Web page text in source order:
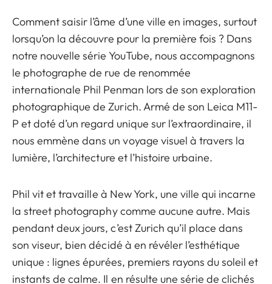
Comment saisir l’âme d’une ville en images, surtout
lorsqu’on la découvre pour la première fois ? Dans
notre nouvelle série YouTube, nous accompagnons
le photographe de rue de renommée
internationale Phil Penman lors de son exploration
photographique de Zurich. Armé de son Leica M11-
P et doté d’un regard unique sur l’extraordinaire, il
nous emmène dans un voyage visuel à travers la
lumière, l’architecture et l’histoire urbaine.
Phil vit et travaille à New York, une ville qui incarne
la street photography comme aucune autre. Mais
pendant deux jours, c’est Zurich qu’il place dans
son viseur, bien décidé à en révéler l’esthétique
unique : lignes épurées, premiers rayons du soleil et
instants de calme. Il en résulte une série de clichés